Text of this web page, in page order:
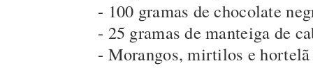
- 100 gramas de chocolate
- 25 gramas de manteiga de
- Morangos, mirtilos e hortelã